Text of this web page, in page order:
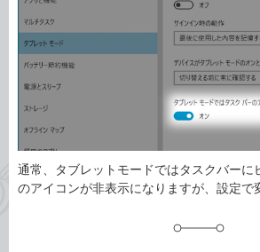
通常、タブレットモードではタスクバーに
のアイコンが非表示になりますが、設定で